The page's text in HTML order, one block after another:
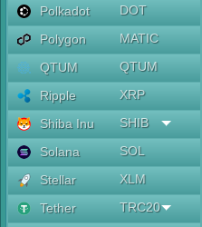
Polkadot
DOT
Polygon
MATIC
QTUM
QTUM
Ripple
XRP
Shiba Inu
SHIB
Solana
SOL
Stellar
XLM
Tether
TRC20